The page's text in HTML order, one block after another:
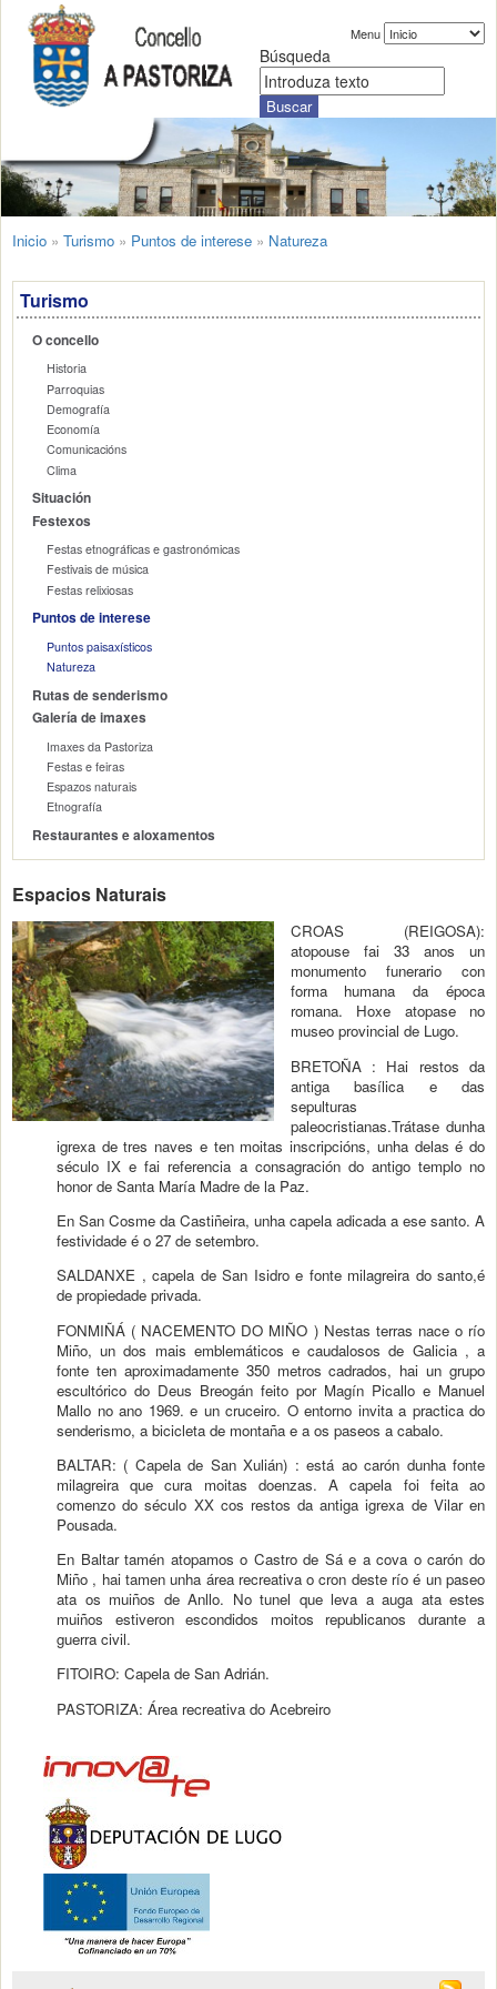
Menu
Búsqueda
Inicio » Turismo » Puntos de interese » Natureza
Turismo
O concello
Historia
Parroquias
Demografía
Economía
Comunicacións
Clima
Situación
Festexos
Festas etnográficas e gastronómicas
Festivais de música
Festas relixiosas
Puntos de interese
Puntos paisaxísticos
Natureza
Rutas de senderismo
Galería de imaxes
Imaxes da Pastoriza
Festas e feiras
Espazos naturais
Etnografía
Restaurantes e aloxamentos
Espacios Naturais
CROAS (REIGOSA):
atopouse fai 33 anos un
monumento funerario con
forma humana da época
romana. Hoxe atopase no
museo provincial de Lugo.
BRETOÑA : Hai restos da
antiga basílica e das
sepulturas
paleocristianas.Trátase dunha
igrexa de tres naves e ten moitas inscripcións, unha delas é do
século IX e fai referencia a consagración do antigo templo no
honor de Santa María Madre de la Paz.
En San Cosme da Castiñeira, unha capela adicada a ese santo. A
festividade é o 27 de setembro.
SALDANXE , capela de San Isidro e fonte milagreira do santo,é
de propiedade privada.
FONMIÑÁ ( NACEMENTO DO MIÑO ) Nestas terras nace o río
Miño, un dos mais emblemáticos e caudalosos de Galicia , a
fonte ten aproximadamente 350 metros cadrados, hai un grupo
escultórico do Deus Breogán feito por Magín Picallo e Manuel
Mallo no ano 1969. e un cruceiro. O entorno invita a practica do
senderismo, a bicicleta de montaña e a os paseos a cabalo.
BALTAR: ( Capela de San Xulián) : está ao carón dunha fonte
milagreira que cura moitas doenzas. A capela foi feita ao
comenzo do século XX cos restos da antiga igrexa de Vilar en
Pousada.
En Baltar tamén atopamos o Castro de Sá e a cova o carón do
Miño , hai tamen unha área recreativa o cron deste río é un paseo
ata os muiños de Anllo. No tunel que leva a auga ata estes
muiños estiveron escondidos moitos republicanos durante a
guerra civil.
FITOIRO: Capela de San Adrián.
PASTORIZA: Área recreativa do Acebreiro